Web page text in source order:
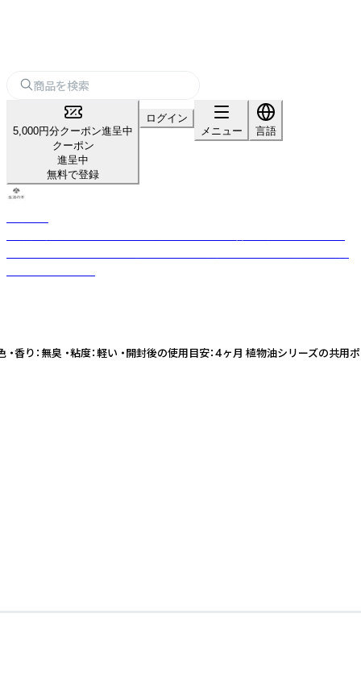
5,000円分クーポン進呈中
クーポン
進呈中
無料で登録
ログイン
メニュー
言語
香り：無臭 ・粘度：軽い ・開封後の使用目安：4ヶ月 植物油シリー